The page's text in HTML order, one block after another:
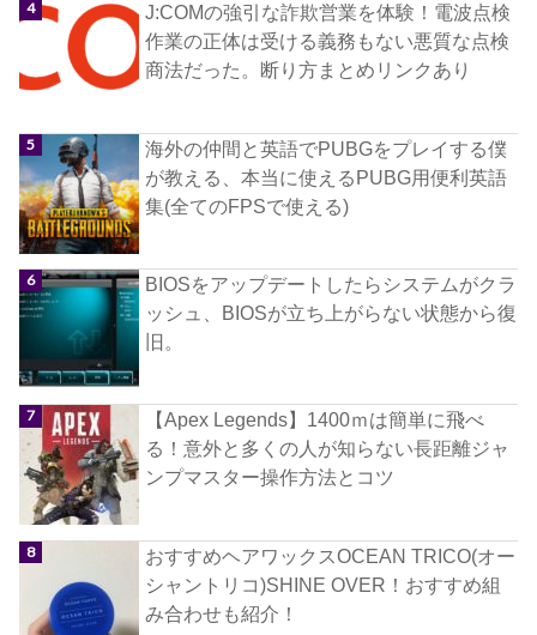
J:COMの強引な詐欺営業を体験！電波点検
作業の正体は受ける義務もない悪質な点検
商法だった。断り方まとめリンクあり
海外の仲間と英語でPUBGをプレイする僕
が教える、本当に使えるPUBG用便利英語
集(全てのFPSで使える)
BIOSをアップデートしたらシステムがクラ
ッシュ、BIOSが立ち上がらない状態から復
旧。
【Apex Legends】1400ｍは簡単に飛べ
る！意外と多くの人が知らない長距離ジャ
ンプマスター操作方法とコツ
おすすめヘアワックスOCEAN TRICO(オー
シャントリコ)SHINE OVER！おすすめ組
み合わせも紹介！